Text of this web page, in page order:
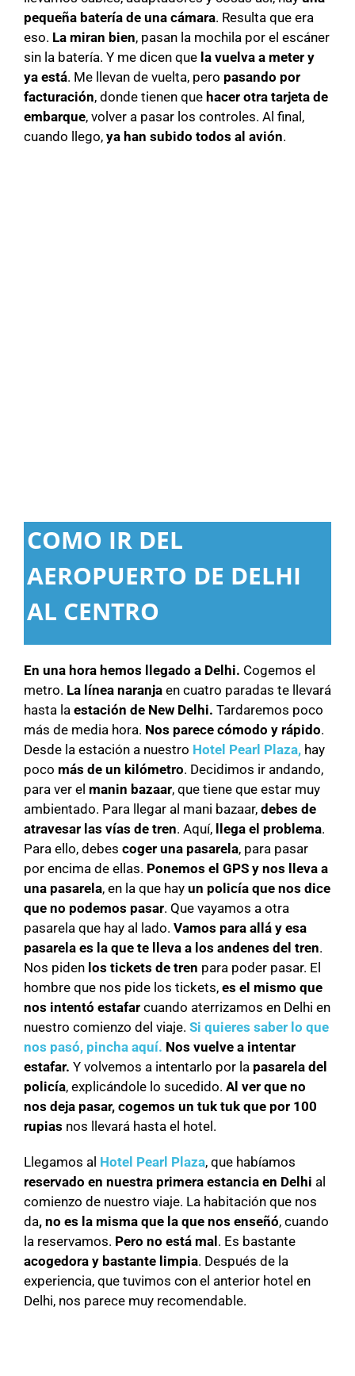
pequeña batería de una cámara. Resulta que era
eso. La miran bien, pasan la mochila por el escáner
sin la batería. Y me dicen que la vuelva a meter y
ya está. Me llevan de vuelta, pero pasando por
facturación, donde tienen que hacer otra tarjeta de
embarque, volver a pasar los controles. Al final,
cuando llego, ya han subido todos al avión.
COMO IR DEL
AEROPUERTO DE DELHI
AL CENTRO
En una hora hemos llegado a Delhi. Cogemos el
metro. La línea naranja en cuatro paradas te llevará
hasta la estación de New Delhi. Tardaremos poco
más de media hora. Nos parece cómodo y rápido.
Desde la estación a nuestro Hotel Pearl Plaza, hay
poco más de un kilómetro. Decidimos ir andando,
para ver el manin bazaar, que tiene que estar muy
ambientado. Para llegar al mani bazaar, debes de
atravesar las vías de tren. Aquí, llega el problema.
Para ello, debes coger una pasarela, para pasar
por encima de ellas. Ponemos el GPS y nos lleva a
una pasarela, en la que hay un policía que nos dice
que no podemos pasar. Que vayamos a otra
pasarela que hay al lado. Vamos para allá y esa
pasarela es la que te lleva a los andenes del tren.
Nos piden los tickets de tren para poder pasar. El
hombre que nos pide los tickets, es el mismo que
nos intentó estafar cuando aterrizamos en Delhi en
nuestro comienzo del viaje. Si quieres saber lo que
nos pasó, pincha aquí. Nos vuelve a intentar
estafar. Y volvemos a intentarlo por la pasarela del
policía, explicándole lo sucedido. Al ver que no
nos deja pasar, cogemos un tuk tuk que por 100
rupias nos llevará hasta el hotel.
Llegamos al Hotel Pearl Plaza, que habíamos
reservado en nuestra primera estancia en Delhi al
comienzo de nuestro viaje. La habitación que nos
da, no es la misma que la que nos enseñó, cuando
la reservamos. Pero no está mal . Es bastante
acogedora y bastante limpia. Después de la
experiencia, que tuvimos con el anterior hotel en
Delhi, nos parece muy recomendable.